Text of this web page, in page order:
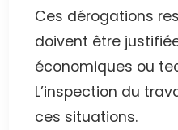
Ces dérogations
doivent être
économiques ou
L’inspection du
ces situations.